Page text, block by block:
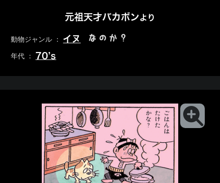
元祖天才バカボンより
動物ジャンル ： イヌ なのか？
年代 ： 70’s